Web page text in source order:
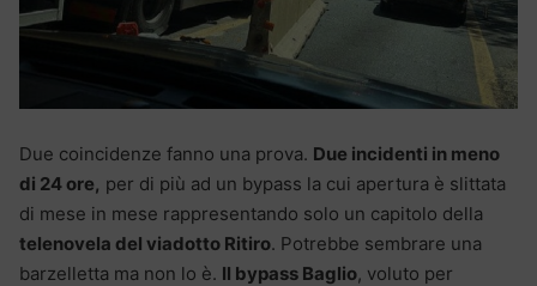
Due coincidenze fanno una prova. Due incidenti in meno
di 24 ore, per di più ad un bypass la cui apertura è slittata
di mese in mese rappresentando solo un capitolo della
telenovela del viadotto Ritiro. Potrebbe sembrare una
barzelletta ma non lo è. Il bypass Baglio, voluto per